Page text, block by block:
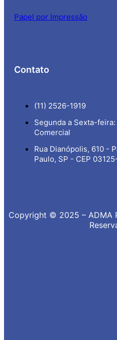
Papel por Impressão
Contato
(11) 2526-1919
Segunda a Sexta-
Comercial
Rua Dianópolis, 610 -
Paulo, SP - CEP
Copyright © 2025 – ADMA